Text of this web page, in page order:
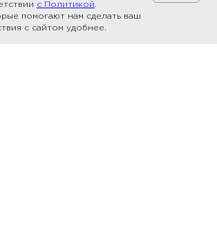
с Политикой
помогают нам сделать ваш
с сайтом удобнее.